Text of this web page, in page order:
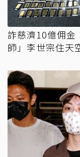
詐慈濟10億佣金
師」李世宗住天